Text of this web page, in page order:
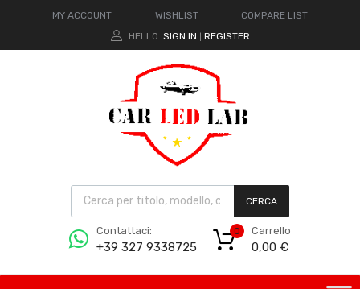
MY ACCOUNT WISHLIST
COMPARE LIST
HELLO. SIGN IN REGISTER
CERCA
Contattaci:
+39 327 9338725
Carrello
0,00 €
0